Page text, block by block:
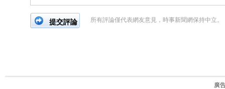
所有評論僅代表網友意見，時事新聞網保持中立。
廣